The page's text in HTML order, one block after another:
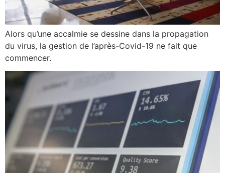
Alors qu’une accalmie se dessine dans la propagation
du virus, la gestion de l’après-Covid-19 ne fait que
commencer.